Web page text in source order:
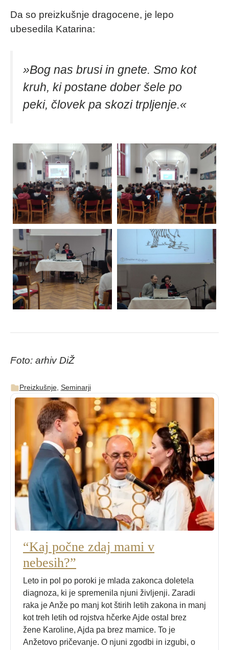
Da so preizkušnje dragocene, je lepo
ubesedila Katarina:
»Bog nas brusi in gnete. Smo kot
kruh, ki postane dober šele po
peki, človek pa skozi trpljenje.«
Foto: arhiv DiŽ
Preizkušnje, Seminarji
“Kaj počne zdaj mami v
nebesih?”
Leto in pol po poroki je mlada zakonca doletela
diagnoza, ki je spremenila njuni življenji. Zaradi
raka je Anže po manj kot štirih letih zakona in manj
kot treh letih od rojstva hčerke Ajde ostal brez
žene Karoline, Ajda pa brez mamice. To je
Anžetovo pričevanje. O njuni zgodbi in izgubi, o